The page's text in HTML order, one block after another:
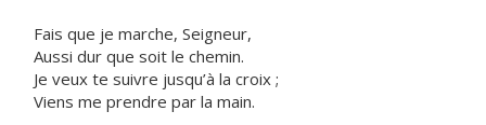
Fais que je marche, Seigneur,
Aussi dur que soit le chemin.
Je veux te suivre jusqu’à la croix ;
Viens me prendre par la main.